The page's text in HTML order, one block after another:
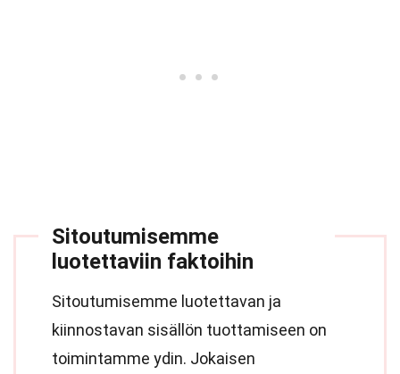
Sitoutumisemme
luotettaviin faktoihin
Sitoutumisemme luotettavan ja
kiinnostavan sisällön tuottamiseen on
toimintamme ydin. Jokaisen